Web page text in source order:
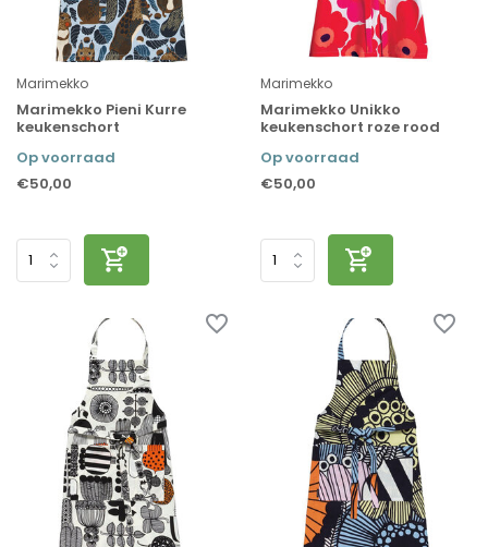
Marimekko
Marimekko Pieni Kurre
keukenschort
Op voorraad
€50,00
Marimekko
Marimekko Unikko
keukenschort roze rood
Op voorraad
€50,00